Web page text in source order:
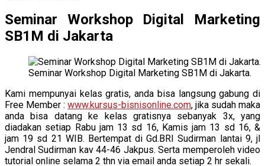
Seminar Workshop Digital Marketing
SB1M di Jakarta
Seminar Workshop Digital Marketing SB1M di Jakarta.
Kami mempunyai kelas gratis, anda bisa langsung gabung di
Free Member : www.kursus-bisnisonline.com, jika sudah maka
anda bisa datang ke kelas gratisnya sebanyak 3x, yang
diadakan setiap Rabu jam 13 sd 16, Kamis jam 13 sd 16, &
jam 19 sd 21 WIB. Bertempat di Gd.BRI Sudirman lantai 9, jl
Jendral Sudirman kav 44-46 Jakpus. Serta memperoleh video
tutorial online selama 2 thn via email anda setiap 2 hr sekali.